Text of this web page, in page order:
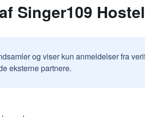
Singer109
og viser kun anmeldelser fra
eksterne partnere.